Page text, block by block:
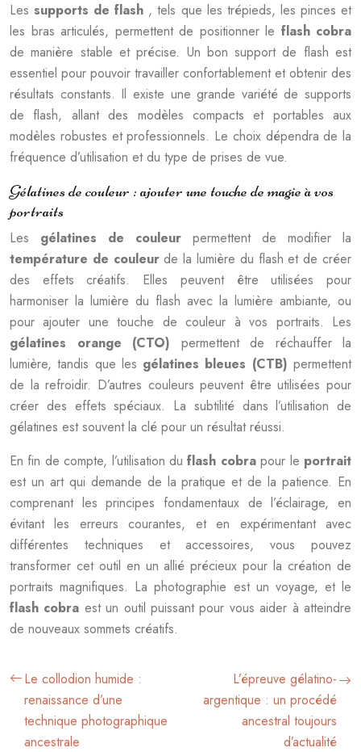
Lessupports de flash , tels que les trépieds, les pinces et
les bras articulés, permettent de positionner le flash cobra
de manière stable et précise. Un bon support de flash est
essentiel pour pouvoir travailler confortablement et obtenir des
résultats constants. Il existe une grande variété de supports
de flash, allant des modèles compacts et portables aux
modèles robustes et professionnels. Le choix dépendra de la
fréquence d’utilisation et du type de prises de vue.
Gélatines de couleur : ajouter une touche de magie à vos
portraits
Les gélatines de couleur permettent de modifier la
température de couleurde la lumière du flash et de créer
des effets créatifs. Elles peuvent être utilisées pour
harmoniser la lumière du flash avec la lumière ambiante, ou
pour ajouter une touche de couleur à vos portraits. Les
gélatines orange (CTO) permettent de réchauffer la
lumière, tandis que les gélatines bleues (CTB)permettent
de la refroidir. D’autres couleurs peuvent être utilisées pour
créer des effets spéciaux. La subtilité dans l’utilisation de
gélatines est souvent la clé pour un résultat réussi.
En fin de compte, l’utilisation duflash cobrapour le portrait
est un art qui demande de la pratique et de la patience. En
comprenant les principes fondamentaux de l’éclairage, en
évitant les erreurs courantes, et en expérimentant avec
différentes techniques et accessoires, vous pouvez
transformer cet outil en un allié précieux pour la création de
portraits magnifiques. La photographie est un voyage, et le
flash cobra est un outil puissant pour vous aider à atteindre
de nouveaux sommets créatifs.
Le collodion humide :
renaissance d’une
technique photographique
ancestrale
L’épreuve gélatino-
argentique : un procédé
ancestral toujours
d’actualité